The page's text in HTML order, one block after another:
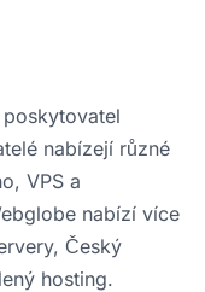
nabízejí různé
VPS a
nabízí více
Český
hosting.